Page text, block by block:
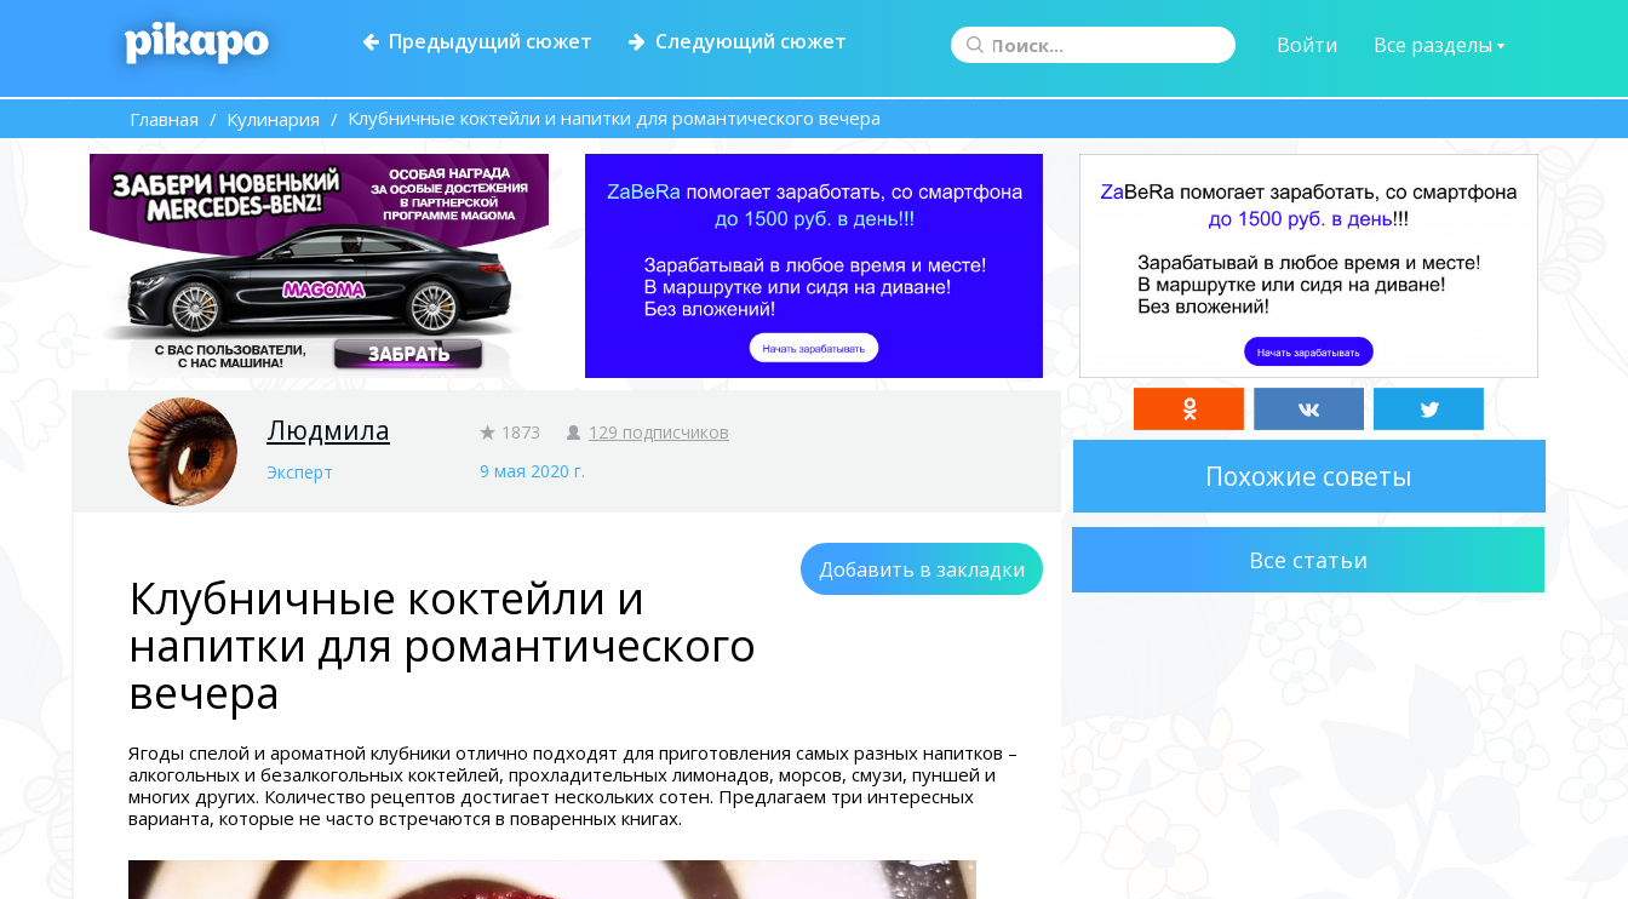
Предыдущий сюжет Следующий сюжет Войти Все разделы
Главная Кулинария Клубничные коктейли и напитки для романтического вечера
Людмила
Эксперт
1873
129 подписчиков
9 мая 2020 г.
Добавить в закладки
Клубничные коктейли и
напитки для романтического
вечера
Ягоды спелой и ароматной клубники отлично подходят для приготовления самых разных напитков –
алкогольных и безалкогольных коктейлей, прохладительных лимонадов, морсов, смузи, пуншей и
многих других. Количество рецептов достигает нескольких сотен. Предлагаем три интересных
варианта, которые не часто встречаются в поваренных книгах.
Похожие советы
Все статьи